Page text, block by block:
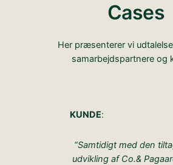
Cases
Her præsenterer vi
samarbejdspartnere og
KUNDE:
“Samtidigt med den
udvikling af Co.&